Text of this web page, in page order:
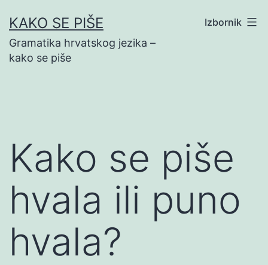
na
sadržaj
KAKO SE PIŠE
Gramatika hrvatskog jezika –
kako se piše
Izbornik
Kako se piše
hvala ili puno
hvala?